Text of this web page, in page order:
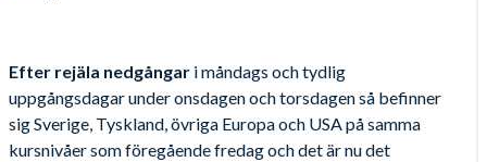
Efter rejäla nedgångar i måndags och tydlig
uppgångsdagar under onsdagen och torsdagen så befinner
sig Sverige, Tyskland, övriga Europa och USA på samma
kursnivåer som föregående fredag och det är nu det